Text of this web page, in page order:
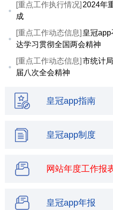
[重点工作执行情况] 2024年
成
[重点工作动态信息] 皇冠
达学习贯彻全国两会精神
[重点工作动态信息] 市统计
届八次全会精神
皇冠app指南
皇冠app制度
网站年度工作报
皇冠app年报